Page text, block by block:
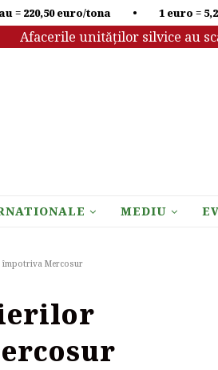
= 220,50 euro/tona • 1 euro =
unităților silvice au scăzut
MEDIU
împotriva Mercosur